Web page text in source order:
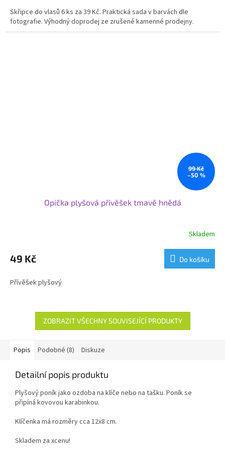
Skřipce do vlasů 6 ks za 39 Kč. Praktická sada v barvách dle
fotografie. Výhodný doprodej ze zrušené kamenné prodejny.
99 Kč
–50 %
Opička plyšová přívěšek tmavě hnědá
Skladem
49 Kč Do košíku
Přívěšek plyšový
ZOBRAZIT VŠECHNY SOUVISEJÍCÍ PRODUKTY
Popis Podobné (8) Diskuze
Detailní popis produktu
Plyšový poník jako ozdoba na klíče nebo na tašku. Poník se
připíná kovovou karabinkou.
Klíčenka má rozměry cca 12x8 cm.
Skladem za xcenu!